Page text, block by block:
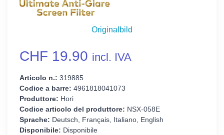
Originalbild
CHF 19.90 incl. IVA
Articolo n.: 319885
Codice a barre: 4961818041073
Produttore: Hori
Codice articolo del produttore: NSX-058E
Sprache: Deutsch, Français, Italiano, English
Disponibile: Disponibile